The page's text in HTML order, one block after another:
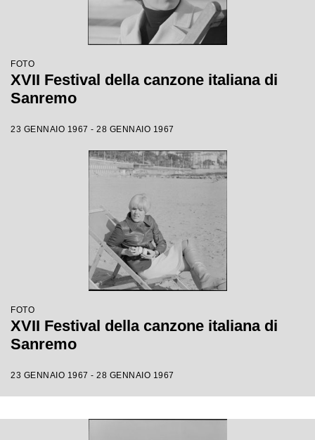
FOTO
XVII Festival della canzone italiana di
Sanremo
23 GENNAIO 1967 - 28 GENNAIO 1967
FOTO
XVII Festival della canzone italiana di
Sanremo
23 GENNAIO 1967 - 28 GENNAIO 1967